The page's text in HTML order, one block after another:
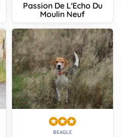
Passion De L'Echo Du
Moulin Neuf
BEAGLE